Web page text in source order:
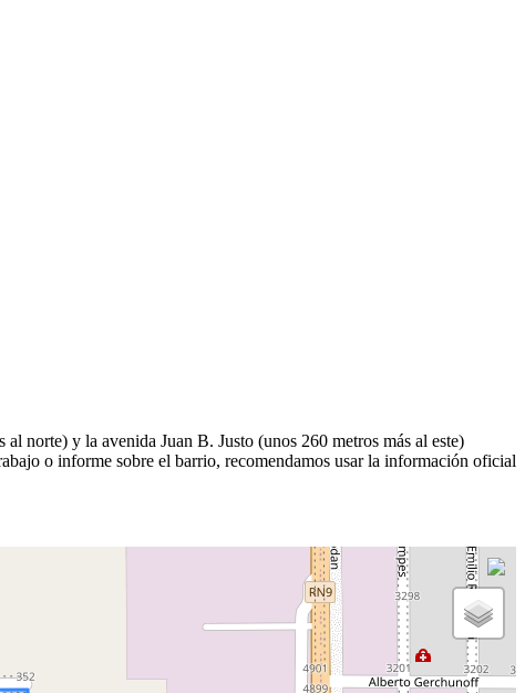
norte) y la avenida Juan B. Justo (unos 260 metros más al este)
o informe sobre el barrio, recomendamos usar la información oficial